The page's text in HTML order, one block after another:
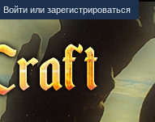
Войти или зарегистрироваться